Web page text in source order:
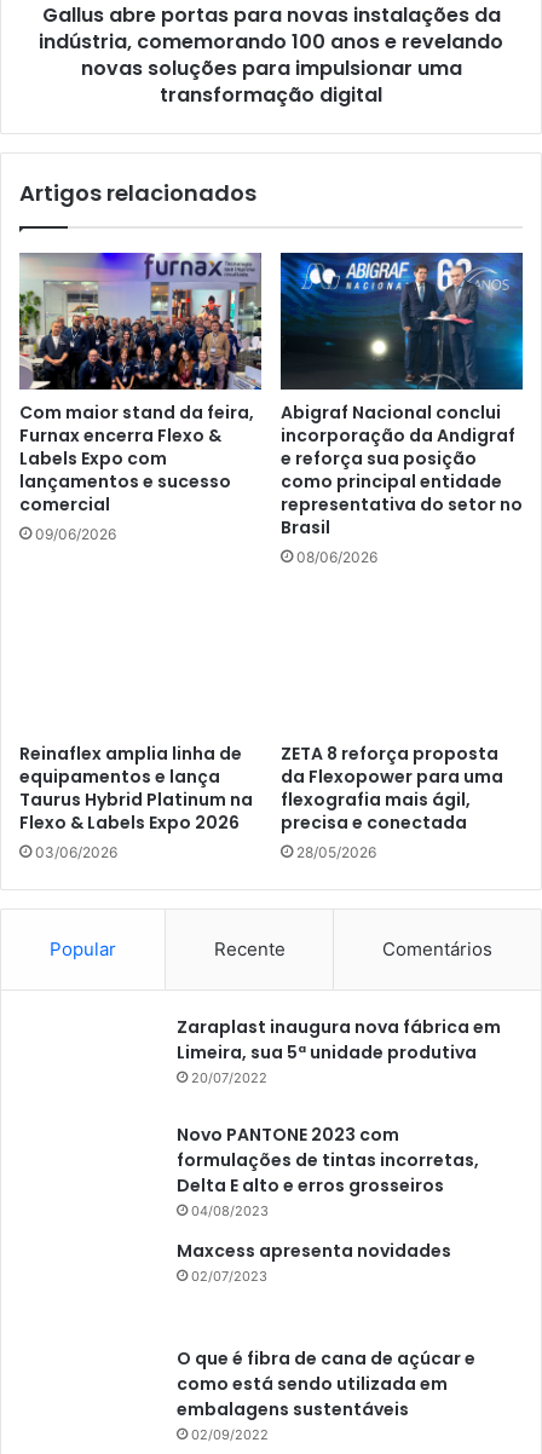
100
anos
soluções
impulsionar
digital
Gallus abre portas para novas instalações da
indústria, comemorando 100 anos e revelando
novas soluções para impulsionar uma
transformação digital
Artigos relacionados
Com maior stand da feira,
Furnax encerra Flexo &
Labels Expo com
lançamentos e sucesso
comercial
09/06/2026
Abigraf Nacional conclui
incorporação da Andigraf
e reforça sua posição
como principal entidade
representativa do setor no
Brasil
08/06/2026
Reinaflex amplia linha de
equipamentos e lança
Taurus Hybrid Platinum na
Flexo & Labels Expo 2026
03/06/2026
ZETA 8 reforça proposta
da Flexopower para uma
flexografia mais ágil,
precisa e conectada
28/05/2026
Popular Recente Comentários
Zaraplast inaugura nova fábrica em
Limeira, sua 5ª unidade produtiva
20/07/2022
Novo PANTONE 2023 com
formulações de tintas incorretas,
Delta E alto e erros grosseiros
04/08/2023
Maxcess apresenta novidades
02/07/2023
O que é fibra de cana de açúcar e
como está sendo utilizada em
embalagens sustentáveis
02/09/2022